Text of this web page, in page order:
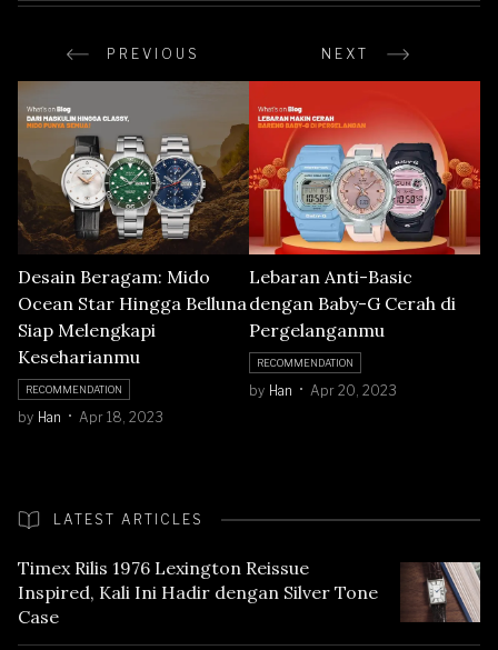
PREVIOUS NEXT
Desain Beragam: Mido
Ocean Star Hingga Belluna
Siap Melengkapi
Keseharianmu
RECOMMENDATION
by Han Apr 18, 2023
Lebaran Anti-Basic
dengan Baby-G Cerah di
Pergelanganmu
RECOMMENDATION
by Han Apr 20, 2023
LATEST ARTICLES
Timex Rilis 1976 Lexington Reissue
Inspired, Kali Ini Hadir dengan Silver Tone
Case